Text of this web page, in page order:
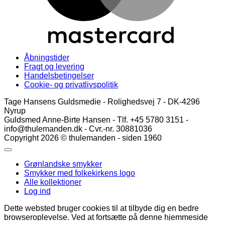
Åbningstider
Fragt og levering
Handelsbetingelser
Cookie- og privatlivspolitik
Tage Hansens Guldsmedie - Rolighedsvej 7 - DK-4296
Nyrup
Guldsmed Anne-Birte Hansen - Tlf. +45 5780 3151 -
info@thulemanden.dk - Cvr.-nr. 30881036
Copyright 2026 © thulemanden - siden 1960
Grønlandske smykker
Smykker med folkekirkens logo
Alle kollektioner
Log ind
Dette websted bruger cookies til at tilbyde dig en bedre
browseroplevelse. Ved at fortsætte på denne hjemmeside